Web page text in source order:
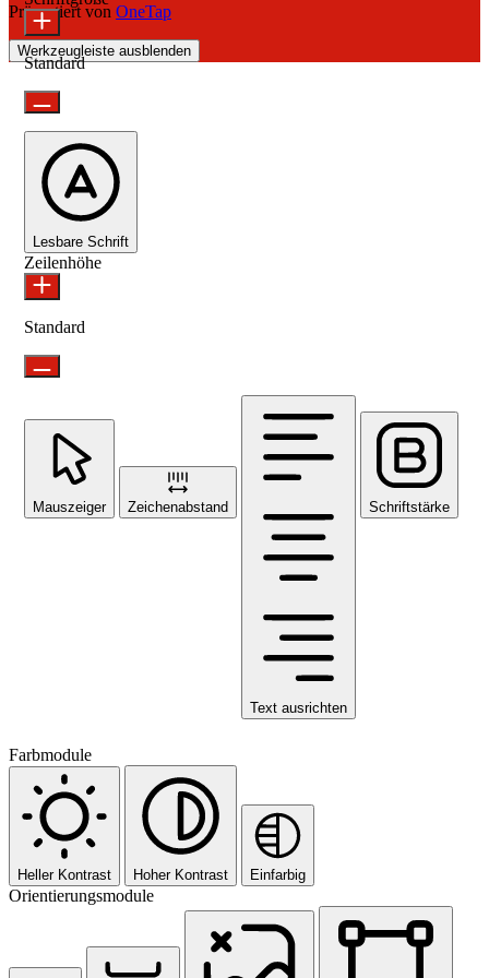
Präsentiert von OneTap
Werkzeugleiste ausblenden
Standard
Lesbare Schrift
Zeilenhöhe
Standard
Mauszeiger Zeichenabstand
Text ausrichten
Schriftstärke
Farbmodule
Heller Kontrast Hoher Kontrast Einfarbig
Orientierungsmodule